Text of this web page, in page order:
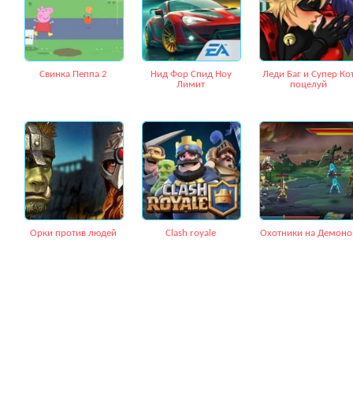
Свинка Пеппа 2
Нид Фор Спид Ноу
Лимит
Леди Баг и Супер
поцелуй
Орки против людей Сlash royale Охотники на